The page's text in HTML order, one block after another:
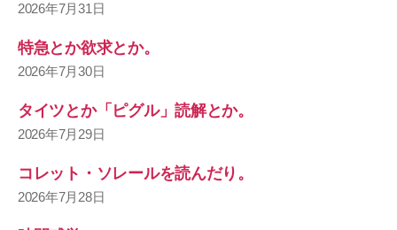
2026年7月31日
特急とか欲求とか。
2026年7月30日
タイツとか「ピグル」読解とか。
2026年7月29日
コレット・ソレールを読んだり。
2026年7月28日